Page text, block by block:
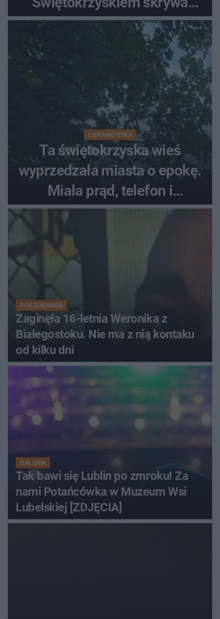
zabytki, bywał tu nawet król
CIEKAWOSTKA
Ta świętokrzyska wieś
wyprzedzała miasta o epokę.
Miała prąd, telefon i
luksusowe auto
POSZUKIWANI
Zaginęła 16-letnia Weronika z
Białegostoku. Nie ma z nią kontaku
od kilku dni
GALERIA
Tak bawi się Lublin po zmroku! Za
nami Potańcówka w Muzeum Wsi
Lubelskiej [ZDJĘCIA]